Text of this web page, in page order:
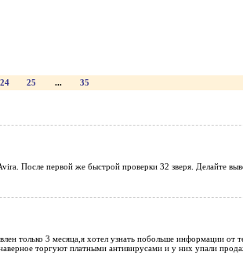
24 25 ... 35
После первой же быстрой проверки 32 зверя. Делайте
только 3 месяца,я хотел узнать побольше информации от
торгуют платными антивирусами и у них упали